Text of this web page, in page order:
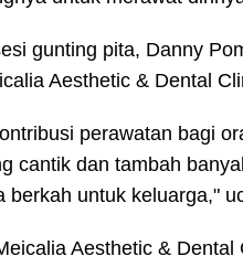
gunting pita, Danny
Aesthetic & Dental
perawatan bagi
cantik dan tambah
berkah untuk keluarga,"
Aesthetic &